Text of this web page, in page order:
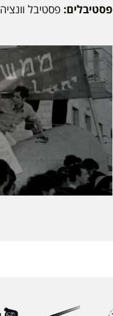
פסטיבלים: פסטיבל וונציה